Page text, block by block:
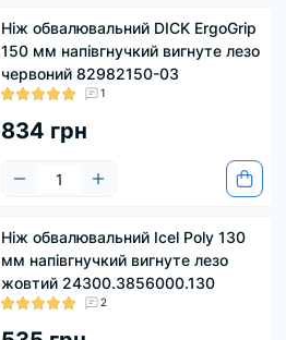
Ніж обвалювальний DICK ErgoGrip
150 мм напівгнучкий вигнуте лезо
червоний 82982150-03
1
834 грн
Ніж обвалювальний Icel Poly 130
мм напівгнучкий вигнуте лезо
жовтий 24300.3856000.130
2